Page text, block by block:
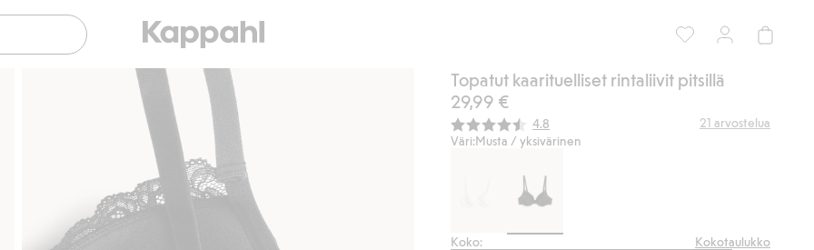
Topatut kaarituelliset rintaliivit pitsillä
29,99 €
Keskimääräinen luokitus:
4.8 21 arvostelua
Väri:Musta / yksivärinen
Koko: Kokotaulukko